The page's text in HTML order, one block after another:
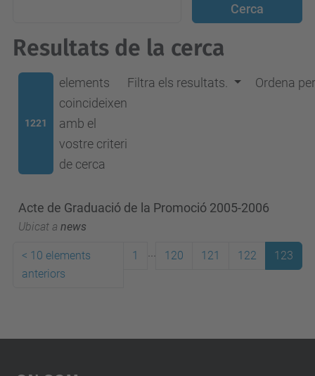
Resultats de la cerca
1221
elements
coincideixen
amb el
vostre criteri
de cerca
Filtra els resultats. Ordena
Acte de Graduació de la Promoció 2005-2006
Ubicat a news
< 10 elements
anteriors
1 120 121 122 123